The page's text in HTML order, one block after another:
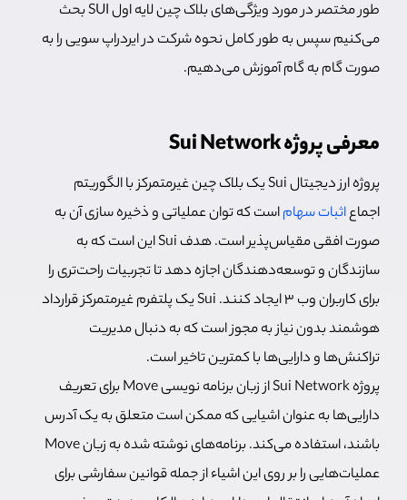
طور مختصر در مورد ویژگی‌های بلاک چین لایه اول SUI بحث
می‌کنیم سپس به طور کامل نحوه شرکت در ایردراپ سویی را به
صورت گام به گام آموزش می‌دهیم.
معرفی پروژه Sui Network
پروژه ارز دیجیتال Sui یک بلاک چین غیرمتمرکز با الگوریتم
اجماعاثبات سهاماست که توان عملیاتی و ذخیره سازی آن به
صورت افقی مقیاس‌پذیر است. هدف Sui این است که به
سازندگان و توسعه‌دهندگان اجازه دهد تا تجربیات راحت‌تری را
برای کاربران وب 3 ایجاد کنند. Sui یک پلتفرم غیرمتمرکز قرارداد
هوشمند بدون نیاز به مجوز است که به دنبال مدیریت
تراکنش‌ها و دارایی‌ها با کمترین تاخیر است.
پروژه Sui Network از زبان برنامه نویسی Move برای تعریف
دارایی‌ها به عنوان اشیایی که ممکن است متعلق به یک آدرس
باشند، استفاده می‌کند. برنامه‌های نوشته شده به زبان Move
عملیات‌هایی را بر روی این اشیاء از جمله قوانین سفارشی برای